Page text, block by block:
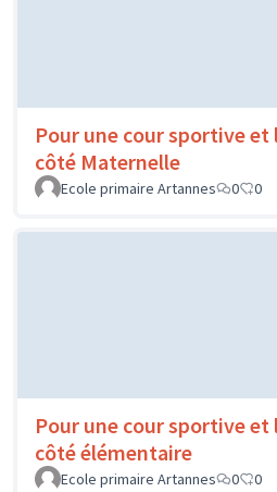
Pour une cour sportive et
côté Maternelle
Ecole primaire Artannes
0 0
Pour une cour sportive et
côté élémentaire
Ecole primaire Artannes
0 0